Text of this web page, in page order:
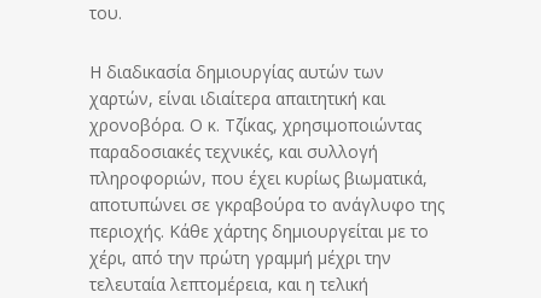
του.
Η διαδικασία δημιουργίας αυτών των
χαρτών, είναι ιδιαίτερα απαιτητική και
χρονοβόρα. Ο κ. Τζίκας, χρησιμοποιώντας
παραδοσιακές τεχνικές, και συλλογή
πληροφοριών, που έχει κυρίως βιωματικά,
αποτυπώνει σε γκραβούρα το ανάγλυφο της
περιοχής. Κάθε χάρτης δημιουργείται με το
χέρι, από την πρώτη γραμμή μέχρι την
τελευταία λεπτομέρεια, και η τελική